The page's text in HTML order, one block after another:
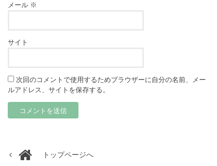
メール ※
サイト
次回のコメントで使用するためブラウザーに自分の名前、メー
ルアドレス、サイトを保存する。
トップページへ